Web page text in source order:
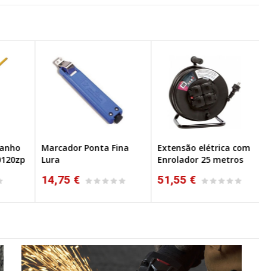
Marcador Ponta Fina
Lura
14,75 €
Extensão elétrica com
Enrolador 25 metros
51,55 €